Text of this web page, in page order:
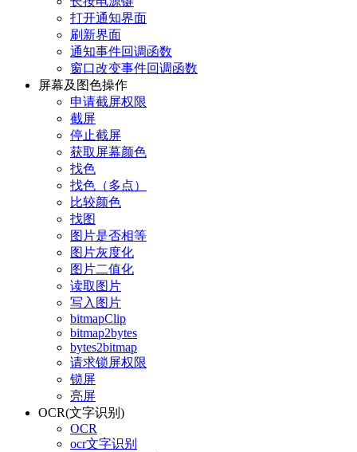
打开通知界面
刷新界面
通知事件回调函数
窗口改变事件回调函数
屏幕及图色操作
申请截屏权限
截屏
停止截屏
获取屏幕颜色
找色
找色（多点）
比较颜色
找图
图片是否相等
图片灰度化
图片二值化
读取图片
写入图片
bitmapClip
bitmap2bytes
bytes2bitmap
请求锁屏权限
锁屏
亮屏
OCR(文字识别)
OCR
ocr文字识别